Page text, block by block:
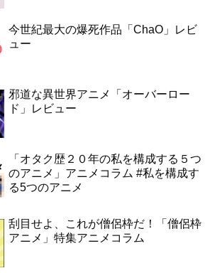
今世紀最大の爆死作品「ChaO」レビ
ュー
邪道な異世界アニメ「オーバーロー
ド」レビュー
「オタク歴２０年の私を構成する５つ
のアニメ」アニメコラム #私を構成す
る5つのアニメ
刮目せよ、これが僧侶枠だ！「僧侶枠
アニメ」特集アニメコラム